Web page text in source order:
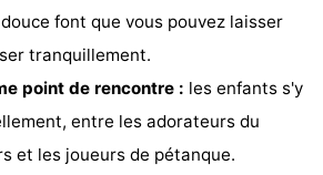
font que vous pouvez laisser
tranquillement.
point de rencontre : les enfants s'y
entre les adorateurs du
et les joueurs de pétanque.